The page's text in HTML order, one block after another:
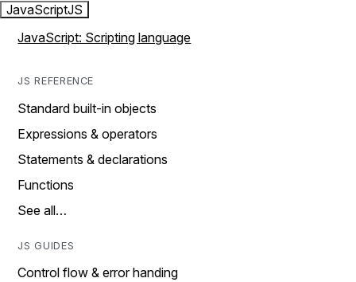
JavaScriptJS
JavaScript: Scripting language
JS REFERENCE
Standard built-in objects
Expressions & operators
Statements & declarations
Functions
See all…
JS GUIDES
Control flow & error handing